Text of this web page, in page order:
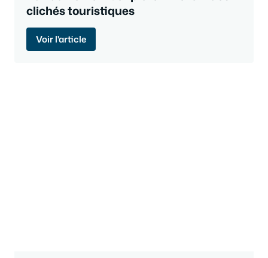
clichés touristiques
Voir l'article